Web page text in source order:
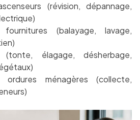
(révision, dépannage,
(balayage, lavage,
élagage, désherbage,
ordures ménagères (collecte,